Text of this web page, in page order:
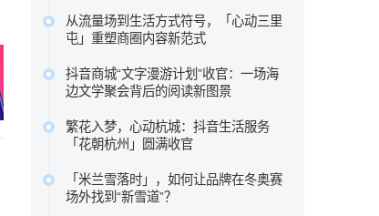
原文链接
一份安心。…
原文链接
地高定效果占据性价比区间，博洛尼以
“大师设计+德国品质”定位中高端，图森
则专注高端大宅整木定制。…
原文链接
从流量场到生活方式符号，「心动三里
屯」重塑商圈内容新范式
街即购物”的旧范式褪去，新一代消费者
走进商圈，为的不再是提袋消费，而是
一场可打卡、可停留、可分享、可聚会
的完整生活叙事。…
抖音商城“文字漫游计划”收官：一场海
边文学聚会背后的阅读新图景
分享了各自对文学与生活关系的理解。
徐则臣同时以《人民文学》主编身份，
谈及文学期刊在数字时代如何重新连接
读者。…
繁花入梦，心动杭城：抖音生活服务
「花朝杭州」圆满收官
奥体中心体育场、三潭印月、世纪中心
等六大本地核心景点，重磅推出了一组
「米兰雪落时」，如何让品牌在冬奥赛
场外找到“新雪道”？